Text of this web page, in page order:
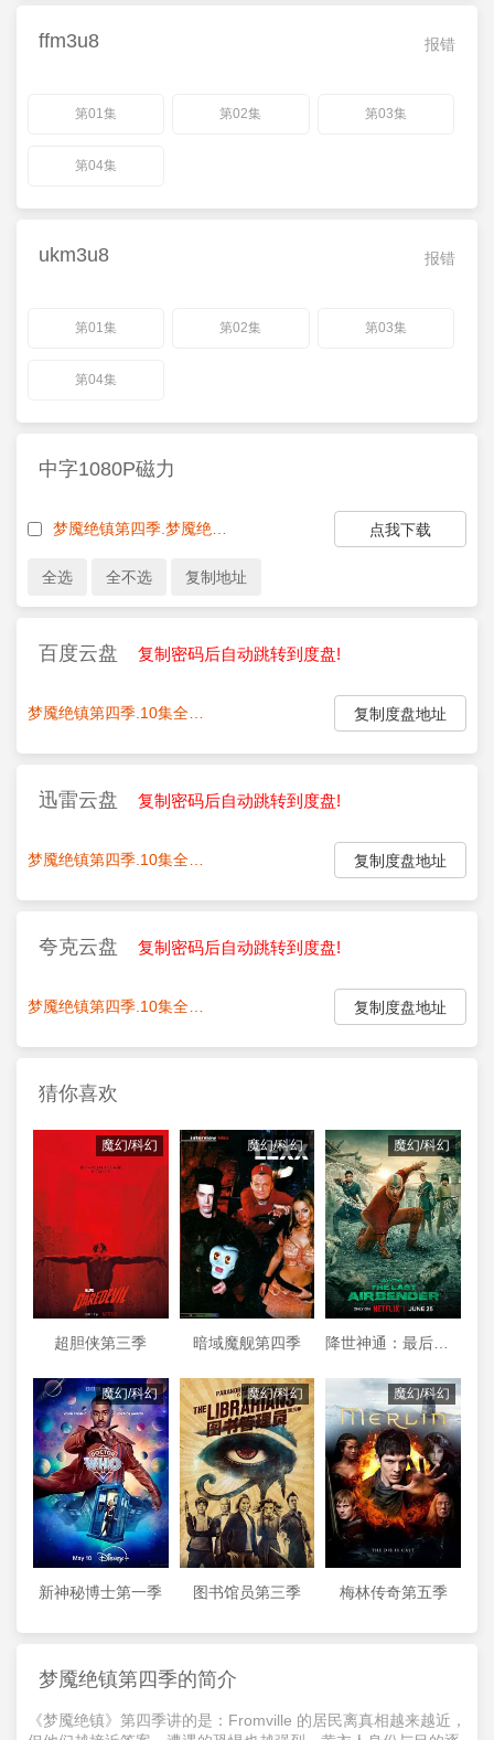
报错
ffm3u8
第01集 第02集 第03集
第04集
报错
ukm3u8
第01集 第02集 第03集
第04集
中字1080P磁力
点我下载
百度云盘 复制密码后自动跳转到度盘!
复制度盘地址
迅雷云盘 复制密码后自动跳转到度盘!
复制度盘地址
夸克云盘 复制密码后自动跳转到度盘!
复制度盘地址
猜你喜欢
魔幻/科幻
超胆侠第三季
魔幻/科幻
暗域魔舰第四季
魔幻/科幻
降世神通：最后的气宗第二季
魔幻/科幻
新神秘博士第一季
魔幻/科幻
图书馆员第三季
魔幻/科幻
梅林传奇第五季
梦魇绝镇第四季的简介
《梦魇绝镇》第四季讲的是：Fromville 的居民离真相越来越近，